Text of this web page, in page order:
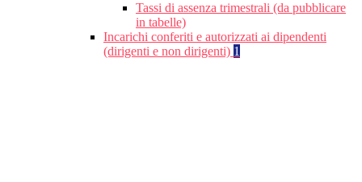
Tassi di assenza trimestrali (da pubblicare
in tabelle)
Incarichi conferiti e autorizzati ai dipendenti
(dirigenti e non dirigenti) 1